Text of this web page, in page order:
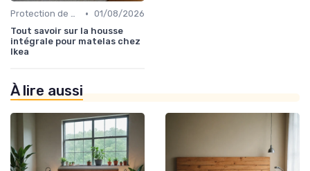
Protection de matelas • 01/08/2026
Tout savoir sur la housse
intégrale pour matelas chez
Ikea
À lire aussi